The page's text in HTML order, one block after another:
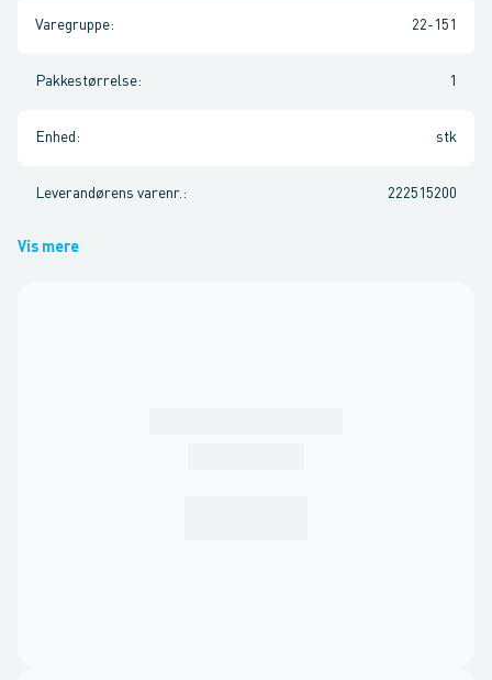
Varegruppe: 22-151
Pakkestørrelse: 1
Enhed : stk
Leverandørens varenr. : 222515200
Vis mere